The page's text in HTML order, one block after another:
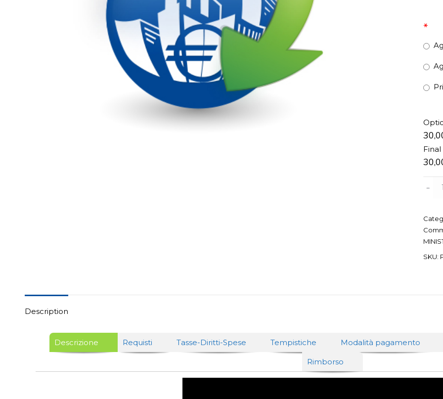
*
SKU:
Description
Descrizione Requisti Tasse-Diritti-Spese Tempistiche Modalità pagamento
Rimborso